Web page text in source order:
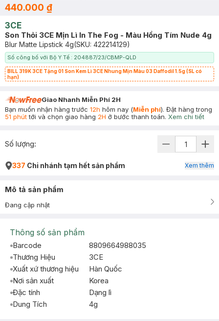
440.000 ₫
3CE
Son Thỏi 3CE Mịn Lì In The Fog - Màu Hồng Tím Nude 4g
Blur Matte Lipstick 4g(SKU: 422214129)
Số công bố với Bộ Y Tế : 204887/23/CBMP-QLD
BILL 319K 3CE Tặng 01 Son Kem Lì 3CE Nhung Mịn Màu 03 Daffodil 1.5g (SL có
hạn)
Giao Nhanh Miễn Phí 2H
Bạn muốn nhận hàng trước 12h hôm nay (Miễn phí). Đặt hàng trong
51 phúttới và chọn giao hàng 2H ở bước thanh toán. Xem chi tiết
Số lượng:
337 Chi nhánh tạm hết sản phẩm Xem thêm
Mô tả sản phẩm
Đang cập nhật
Thông số sản phẩm
Barcode
8809664988035
Thương Hiệu
3CE
Xuất xứ thương hiệu
Hàn Quốc
Nơi sản xuất
Korea
Đặc tính
Dạng lì
Dung Tích
4g